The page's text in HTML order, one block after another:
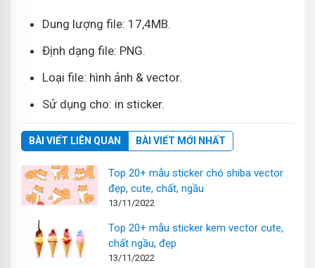
Dung lượng file: 17,4MB.
Định dạng file: PNG.
Loại file: hình ảnh & vector.
Sử dụng cho: in sticker.
BÀI VIẾT LIÊN QUAN BÀI VIẾT MỚI NHẤT
Top 20+ mẫu sticker chó shiba vector
đẹp, cute, chất, ngầu
13/11/2022
Top 20+ mẫu sticker kem vector cute,
chất ngầu, đẹp
13/11/2022